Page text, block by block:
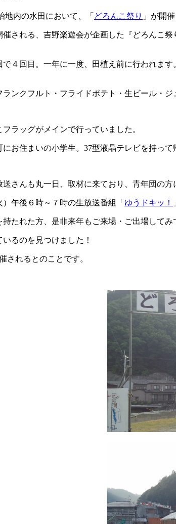
地内の水田において、「 どろんこ祭り 」が開
される、吉野楽遊会が企画した『どろんこ
４回目。一年に一度、田植え前に行われま
ンクフルト・フライドポテト・生ビール・
ラッグがメインで行っていました。
お住まいの小学生。37型液晶テレビを持って
さんも丸一日、取材に来ており、青年団の
午後６時～７時の生放送番組「 ゆうドキッ！
たれた方、是非来年もご来場・ご出場してみ
るのを見つけました！
されるとのことです。